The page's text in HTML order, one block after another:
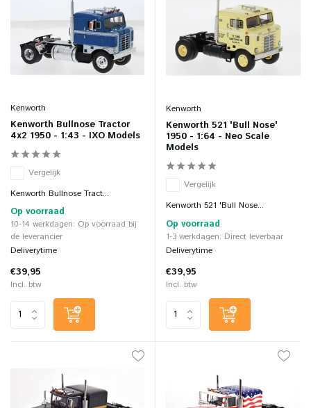
Kenworth
Kenworth Bullnose Tractor
4x2 1950 - 1:43 - IXO Models
Vergelijk
Kenworth Bullnose Tract...
Op voorraad
10-14 werkdagen: Op voorraad bij
de leverancier
Deliverytime
€39,95
Incl. btw
Kenworth
Kenworth 521 'Bull Nose'
1950 - 1:64 - Neo Scale
Models
Vergelijk
Kenworth 521 'Bull Nose...
Op voorraad
1-3 werkdagen: Direct leverbaar
Deliverytime
€39,95
Incl. btw